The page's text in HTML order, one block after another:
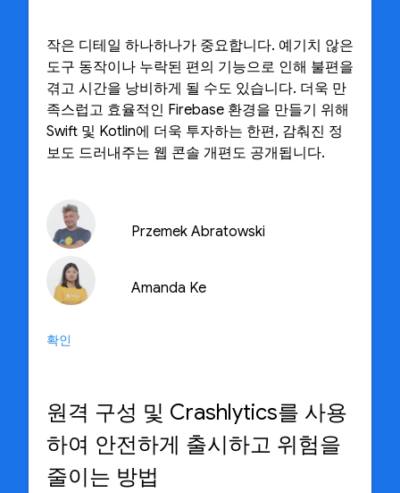
작은 디테일 하나하나가 중요합니다. 예기치 않은
도구 동작이나 누락된 편의 기능으로 인해 불편을
겪고 시간을 낭비하게 될 수도 있습니다. 더욱 만
족스럽고 효율적인 Firebase 환경을 만들기 위해
Swift 및 Kotlin에 더욱 투자하는 한편, 감춰진 정
보도 드러내주는 웹 콘솔 개편도 공개됩니다.
Przemek Abratowski
Amanda Ke
확인
원격 구성 및 Crashlytics를 사용
하여 안전하게 출시하고 위험을
줄이는 방법